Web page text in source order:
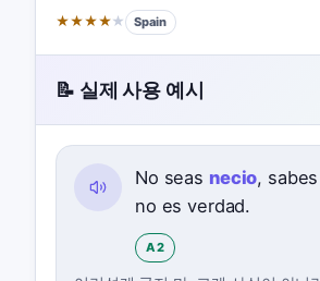
★★★★★ Spain
📝 실제 사용 예시
No seas necio,
no es verdad.
A2